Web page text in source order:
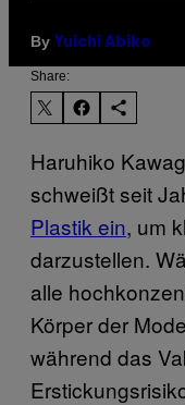
By Yuichi Abiko
Share:
Haruhiko
schweißt seit
Plastik ein, um
darzustellen.
alle
Körper der
während das